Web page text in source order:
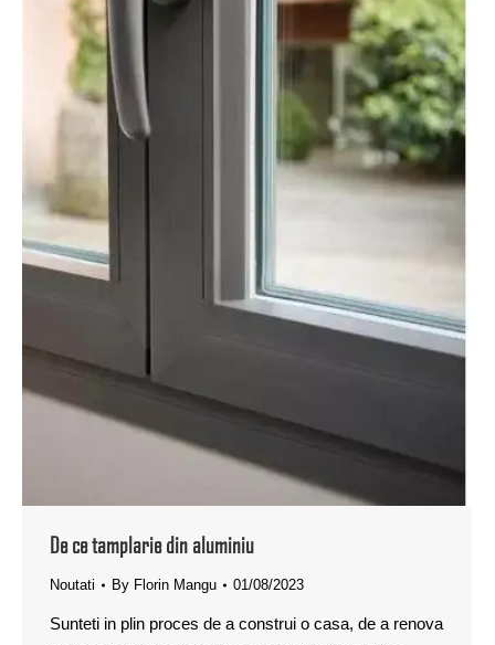
De ce tamplarie din aluminiu
Noutati By Florin Mangu 01/08/2023
Sunteti in plin proces de a construi o casa, de a renova